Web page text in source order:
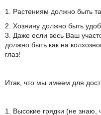
1. Растениям должно быть
2. Хозяину должно быть
3. Даже если весь Ваш
должно быть как на
глаз!
Итак, что мы имеем для
1. Высокие грядки (не знаю,